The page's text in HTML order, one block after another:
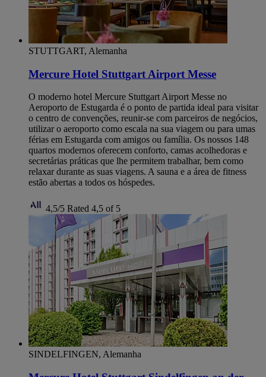
STUTTGART, Alemanha
Mercure Hotel Stuttgart Airport Messe
O moderno hotel Mercure Stuttgart Airport Messe no
Aeroporto de Estugarda é o ponto de partida ideal para visitar
o centro de convenções, reunir-se com parceiros de negócios,
utilizar o aeroporto como escala na sua viagem ou para umas
férias em Estugarda com amigos ou família. Os nossos 148
quartos modernos oferecem conforto, camas acolhedoras e
secretárias práticas que lhe permitem trabalhar, bem como
relaxar durante as suas viagens. A sauna e a área de fitness
estão abertas a todos os hóspedes.
4,5/5 Rated 4,5 of 5
SINDELFINGEN, Alemanha